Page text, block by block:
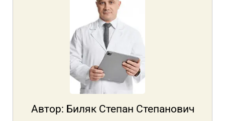
Автор: Биляк Степан Степанович